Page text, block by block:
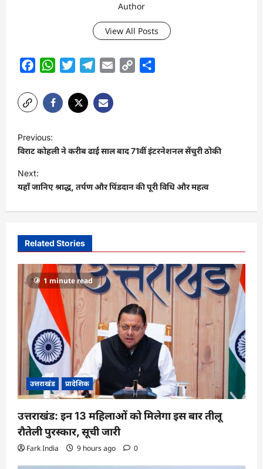
Author
View All Posts
FacebookWhatsAppTwitterTelegram
Email
Copy
P
o
s
t
v
g
a
o
n
Previous:
विराट कोहली ने करीब ढाई साल बाद 71वीं इंटरनेशनल सेंचुरी ठोकी
Next:
यहाँ जानिए श्राद्ध, तर्पण और पिंडदान की पूरी विधि और महत्‍व
Related Stories
1 minute read
उत्तराखंड प्रादेशिक
उत्तराखंड: इन 13 महिलाओं को मिलेगा इस बार तीलू
रौतेली पुरस्कार, सूची जारी
Fark India 9 hours ago 0